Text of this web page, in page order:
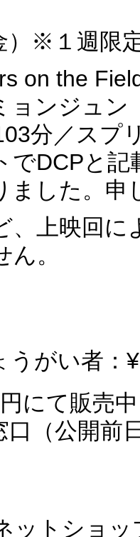
）※１週限
on the
ョンジュン
分／ス
でDCPと
ました。申
、上映回
。
うがい者：
にて販売中
口（公開前
ットショッ